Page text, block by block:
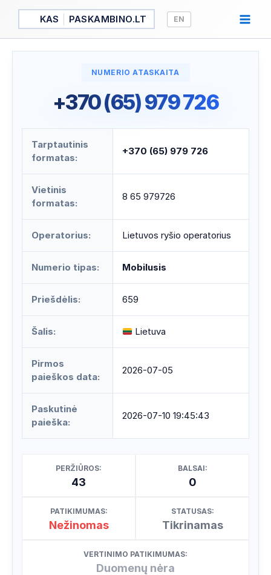
Pereiti
turinio
KAS PASKAMBINO.LT EN
NUMERIO ATASKAITA
+370 (65) 979 726
Tarptautinis
formatas:
+370 (65) 979 726
Vietinis
formatas:
8 65 979726
Operatorius: Lietuvos ryšio operatorius
Numerio tipas: Mobilusis
Priešdėlis: 659
Šalis: Lietuva
Pirmos
paieškos data:
2026-07-05
Paskutinė
paieška:
2026-07-10 19:45:43
PERŽIŪROS:
43
BALSAI:
0
PATIKIMUMAS:
Nežinomas
STATUSAS:
Tikrinamas
VERTINIMO PATIKIMUMAS:
Duomenų nėra